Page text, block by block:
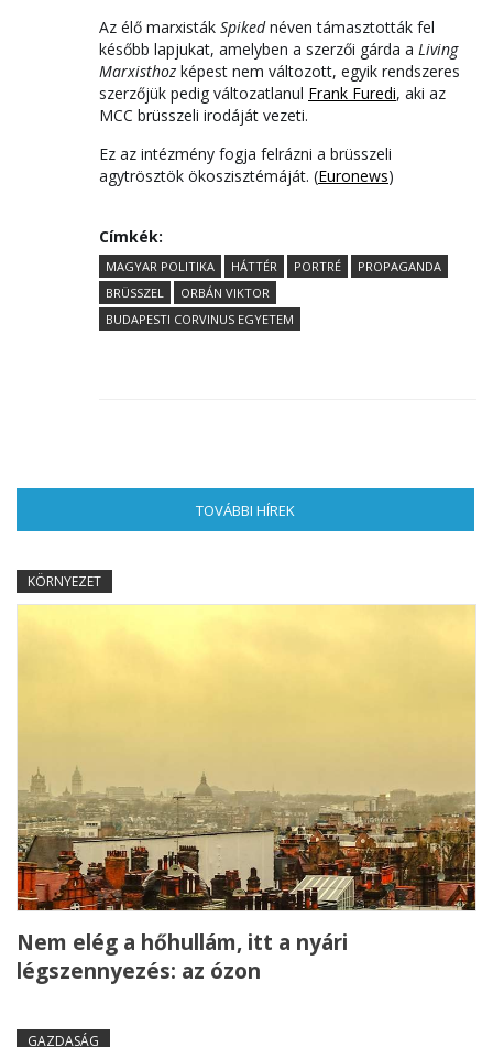
Az élő marxisták Spikednéven támasztották fel
később lapjukat, amelyben a szerzői gárda a Living
Marxisthoz képest nem változott, egyik rendszeres
szerzőjük pedig változatlanul Frank Furedi, aki az
MCC brüsszeli irodáját vezeti.
Ez az intézmény fogja felrázni a brüsszeli
agytrösztök ökoszisztémáját. (Euronews)
Címkék:
MAGYAR POLITIKA HÁTTÉR PORTRÉ
PROPAGANDA
BRÜSSZEL
ORBÁN VIKTOR
BUDAPESTI CORVINUS EGYETEM
TOVÁBBI HÍREK
KÖRNYEZET
Nem elég a hőhullám, itt a nyári
légszennyezés: az ózon
GAZDASÁG